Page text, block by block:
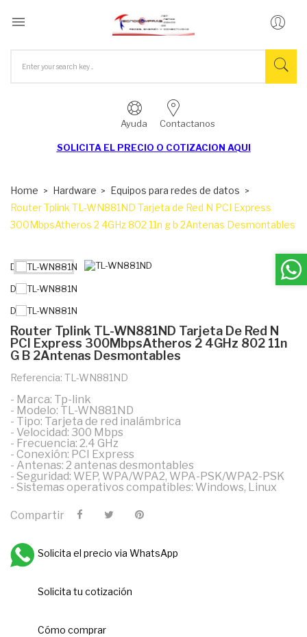

Ayuda Contactanos
SOLICITA EL PRECIO O COTIZACION AQUI
Home Hardware
Equipos para redes de datos
Router Tplink TL-WN881ND Tarjeta de Red N PCI Express
300MbpsAtheros 2 4GHz 802 11n g b 2Antenas Desmontables
Router Tplink TL-WN881ND Tarjeta De Red N
PCI Express 300MbpsAtheros 2 4GHz 802 11n
G B 2Antenas Desmontables
Referencia: TL-WN881ND
- Marca: Tp-link
- Modelo: TL-WN881ND
- Tipo: Tarjeta de red inalámbrica
- Velocidad: 300 Mbps
- Frecuencia: 2.4 GHz
- Conexión: PCI Express
- Antenas: 2 antenas desmontables
- Seguridad: WEP, WPA/WPA2, WPA-PSK/WPA2-PSK
- Sistemas operativos compatibles: Windows, Linux
Compartir
Solicita el precio via WhatsApp
Solicita tu cotización
Cómo comprar